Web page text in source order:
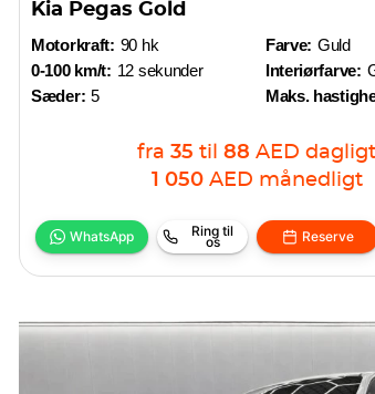
Kia Pegas Gold
Motorkraft: 90 hk
0-100 km/t: 12 sekunder
Sæder: 5
Farve: Guld
Interiørfarve:
Maks.
fra 35 til 88 AED dagligt
1 050 AED månedligt
WhatsApp Ring til
os Reserve